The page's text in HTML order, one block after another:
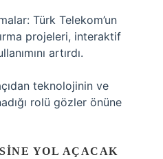
Türk Telekom’un
projeleri, interaktif
artırdı.
teknolojinin ve
rolü gözler önüne
YOL AÇACAK